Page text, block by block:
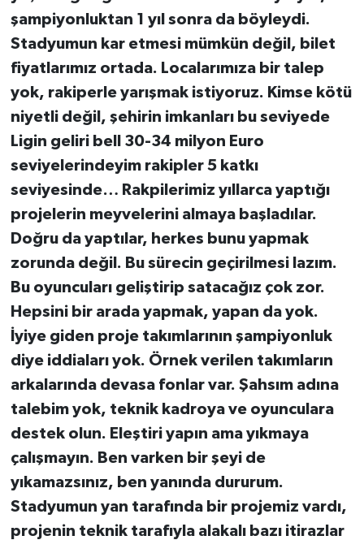
şampiyonluktan 1 yıl sonra da böyleydi.
Stadyumun kar etmesi mümkün değil, bilet
fiyatlarımız ortada. Localarımıza bir talep
yok, rakiperle yarışmak istiyoruz. Kimse kötü
niyetli değil, şehirin imkanları bu seviyede
Ligin geliri bell 30-34 milyon Euro
seviyelerindeyim rakipler 5 katkı
seviyesinde… Rakpilerimiz yıllarca yaptığı
projelerin meyvelerini almaya başladılar.
Doğru da yaptılar, herkes bunu yapmak
zorunda değil. Bu sürecin geçirilmesi lazım.
Bu oyuncuları geliştirip satacağız çok zor.
Hepsini bir arada yapmak, yapan da yok.
İyiye giden proje takımlarının şampiyonluk
diye iddiaları yok. Örnek verilen takımların
arkalarında devasa fonlar var. Şahsım adına
talebim yok, teknik kadroya ve oyunculara
destek olun. Eleştiri yapın ama yıkmaya
çalışmayın. Ben varken bir şeyi de
yıkamazsınız, ben yanında dururum.
Stadyumun yan tarafında bir projemiz vardı,
projenin teknik tarafıyla alakalı bazı itirazlar